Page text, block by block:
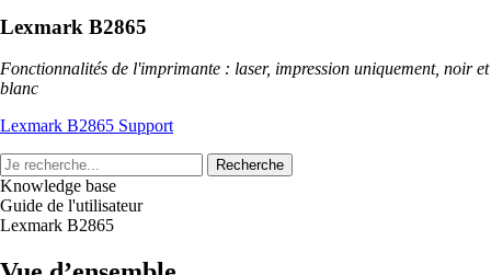
Lexmark B2865
Fonctionnalités de l'imprimante : laser, impression uniquement, noir et
blanc
Lexmark B2865 Support
Recherche
Knowledge base
Guide de l'utilisateur
Lexmark B2865